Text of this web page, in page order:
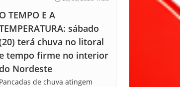
O TEMPO E A
sábado
terá chuva no litoral
e tempo firme no interior
do Nordeste
Pancadas de chuva atingem